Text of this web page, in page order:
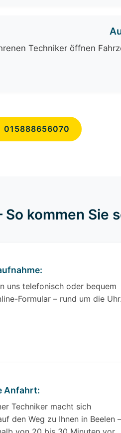
Techniker öffnen
015888656070
So kommen Sie
uns telefonisch oder bequem
Formular – rund um die Uhr.
Anfahrt:
Techniker macht sich
den Weg zu Ihnen in Beelen –